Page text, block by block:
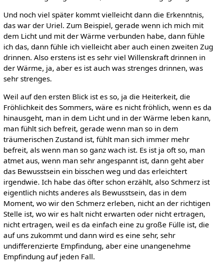
Und noch viel später kommt vielleicht dann die Erkenntnis,
das war der Uriel. Zum Beispiel, gerade wenn ich mich mit
dem Licht und mit der Wärme verbunden habe, dann fühle
ich das, dann fühle ich vielleicht aber auch einen zweiten Zug
drinnen. Also erstens ist es sehr viel Willenskraft drinnen in
der Wärme, ja, aber es ist auch was strenges drinnen, was
sehr strenges.
Weil auf den ersten Blick ist es so, ja die Heiterkeit, die
Fröhlichkeit des Sommers, wäre es nicht fröhlich, wenn es da
hinausgeht, man in dem Licht und in der Wärme leben kann,
man fühlt sich befreit, gerade wenn man so in dem
träumerischen Zustand ist, fühlt man sich immer mehr
befreit, als wenn man so ganz wach ist. Es ist ja oft so, man
atmet aus, wenn man sehr angespannt ist, dann geht aber
das Bewusstsein ein bisschen weg und das erleichtert
irgendwie. Ich habe das öfter schon erzählt, also Schmerz ist
eigentlich nichts anderes als Bewusstsein, das in dem
Moment, wo wir den Schmerz erleben, nicht an der richtigen
Stelle ist, wo wir es halt nicht erwarten oder nicht ertragen,
nicht ertragen, weil es da einfach eine zu große Fülle ist, die
auf uns zukommt und dann wird es eine sehr, sehr
undifferenzierte Empfindung, aber eine unangenehme
Empfindung auf jeden Fall.